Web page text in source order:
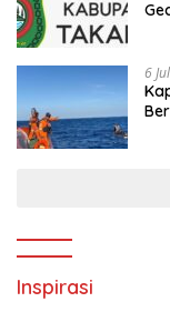
6
Inspirasi